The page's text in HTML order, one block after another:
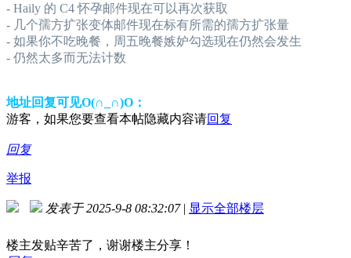
- Haily 的 C4 怀孕邮件现在可以再次获取
- 几个孺方扩张变体邮件现在标有所需的孺方扩张量
- 如果你不吃晚餐，周五晚餐嫉妒勾选现在仍然会发生
- 仍然太多而无法计数
地址回复可见O(∩_∩)O：
游客，如果您要查看本帖隐藏内容请回复
回复
举报
发表于 2025-9-8 08:32:07 | 显示全部楼层
楼主发贴辛苦了，谢谢楼主分享！